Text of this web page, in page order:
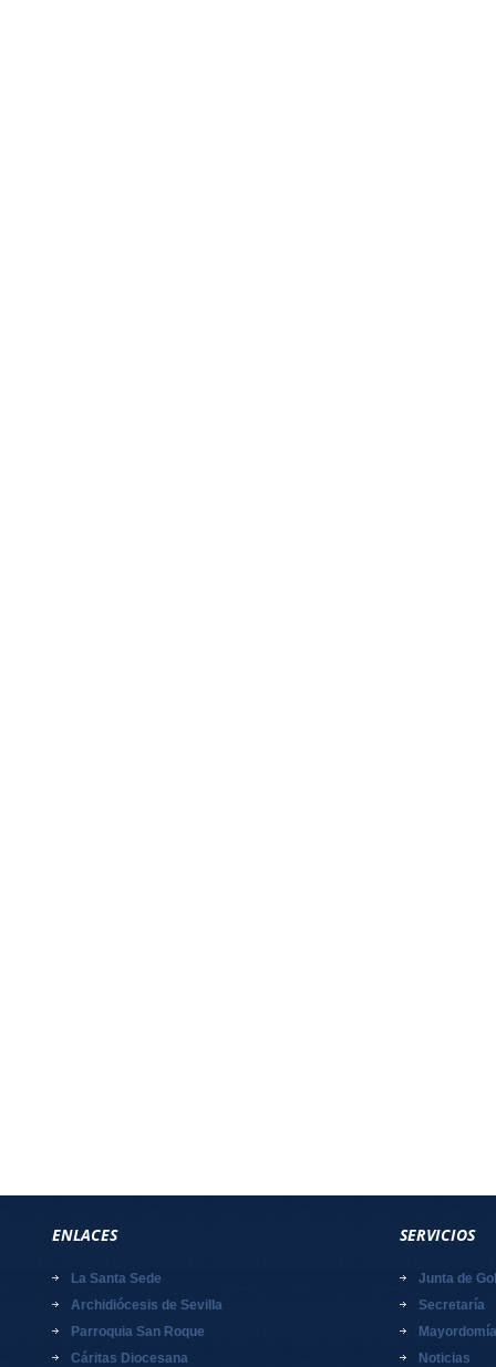
ENLACES
La Santa Sede
Archidiócesis de Sevilla
Parroquia San Roque
Cáritas Diocesana
SERVICIOS
Junta de
Secretaría
Mayordomía
Noticias